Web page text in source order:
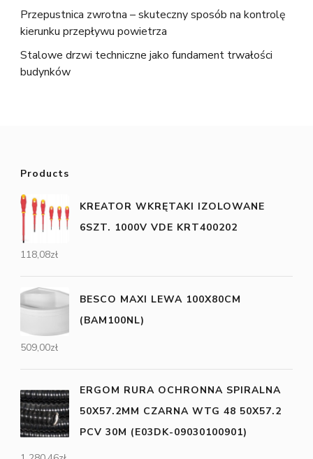
Przepustnica zwrotna – skuteczny sposób na kontrolę
kierunku przepływu powietrza
Stalowe drzwi techniczne jako fundament trwałości
budynków
Products
KREATOR WKRĘTAKI IZOLOWANE
6SZT. 1000V VDE KRT400202
118,08zł
BESCO MAXI LEWA 100X80CM
(BAM100NL)
509,00zł
ERGOM RURA OCHRONNA SPIRALNA
50X57.2MM CZARNA WTG 48 50X57.2
PCV 30M (E03DK-09030100901)